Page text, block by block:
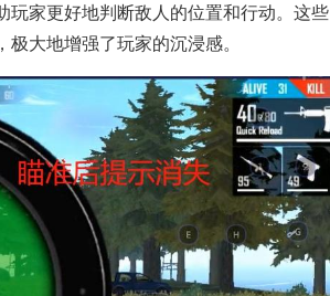
家更好地判断敌人的位置和行动。这些
大地增强了玩家的沉浸感。